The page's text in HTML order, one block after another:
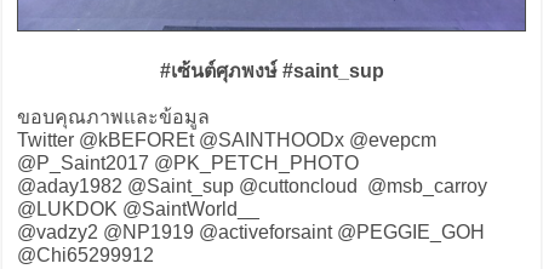
#เซ้นต์ศุภพงษ์ #saint_sup
ขอบคุณภาพและข้อมูล
Twitter @kBEFOREt @SAINTHOODx @evepcm
@P_Saint2017 @PK_PETCH_PHOTO
@aday1982 @Saint_sup @cuttoncloud @msb_carroy
@LUKDOK @SaintWorld__
@vadzy2 @NP1919 @activeforsaint @PEGGIE_GOH
@Chi65299912